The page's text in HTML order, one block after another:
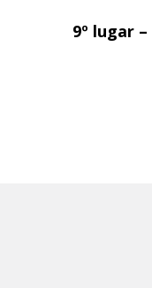
9º lugar –